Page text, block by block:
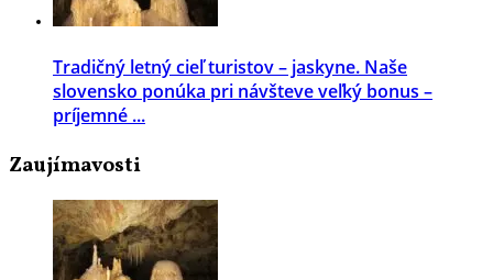
Tradičný letný cieľ turistov – jaskyne. Naše
slovensko ponúka pri návšteve veľký bonus –
príjemné ...
Zaujímavosti